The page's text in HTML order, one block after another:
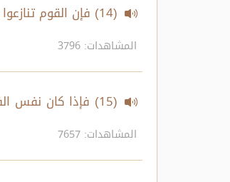
(14) فإن القوم
به تعليل فعله
المشاهدات: 3796
(15) فإذا كان
بذلك المعنى الأعم
المشاهدات: 7657